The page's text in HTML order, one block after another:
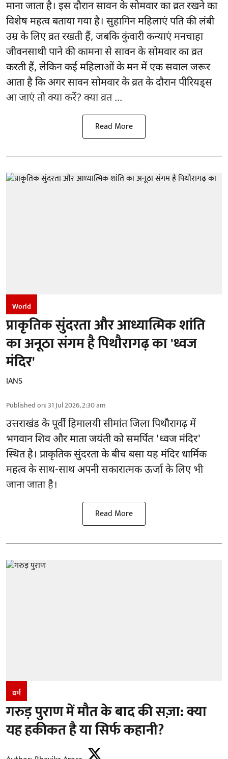
माना जाता है। इस दौरान सावन के सोमवार का व्रत रखने का
विशेष महत्व बताया गया है। सुहागिन महिलाएं पति की लंबी
उम्र के लिए व्रत रखती हैं, जबकि कुंवारी कन्याएं मनचाहा
जीवनसाथी पाने की कामना से सावन के सोमवार का व्रत
करती हैं, लेकिन कई महिलाओं के मन में एक सवाल जरूर
आता है कि अगर सावन सोमवार के व्रत के दौरान पीरियड्स
आ जाएं तो क्या करें? क्या व्रत ...
Read More
World
प्राकृतिक सुंदरता और आध्यात्मिक शांति
का अनूठा संगम है पिथौरागढ़ का 'ध्वज
मंदिर'
IANS
Published on:31 Jul 2026, 2:30 am
उत्तराखंड के पूर्वी हिमालयी सीमांत जिला पिथौरागढ़ में
भगवान शिव और माता जयंती को समर्पित 'ध्वज मंदिर'
स्थित है। प्राकृतिक सुंदरता के बीच बसा यह मंदिर धार्मिक
महत्व के साथ-साथ अपनी सकारात्मक ऊर्जा के लिए भी
जाना जाता है।
Read More
धर्म
गरुड़ पुराण में मौत के बाद की सज़ा: क्या
यह हकीकत है या सिर्फ कहानी?